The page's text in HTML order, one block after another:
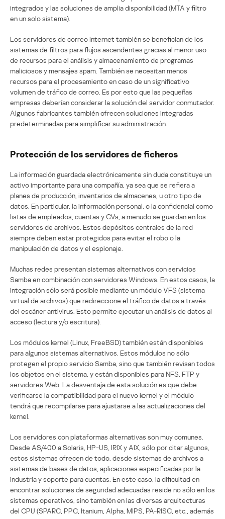
integrados y las soluciones de amplia disponibilidad (MTA y filtro
en un solo sistema).
Los servidores de correo Internet también se benefician de los
sistemas de filtros para flujos ascendentes gracias al menor uso
de recursos para el análisis y almacenamiento de programas
maliciosos y mensajes spam. También se necesitan menos
recursos para el procesamiento en caso de un significativo
volumen de tráfico de correo. Es por esto que las pequeñas
empresas deberían considerar la solución del servidor conmutador.
Algunos fabricantes también ofrecen soluciones integradas
predeterminadas para simplificar su administración.
Protección de los servidores de ficheros
La información guardada electrónicamente sin duda constituye un
activo importante para una compañía, ya sea que se refiera a
planes de producción, inventarios de almacenes, u otro tipo de
datos. En particular, la información personal, o la confidencial como
listas de empleados, cuentas y CVs, a menudo se guardan en los
servidores de archivos. Estos depósitos centrales de la red
siempre deben estar protegidos para evitar el robo o la
manipulación de datos y el espionaje.
Muchas redes presentan sistemas alternativos con servicios
Samba en combinación con servidores Windows. En estos casos, la
integración sólo será posible mediante un módulo VFS (sistema
virtual de archivos) que redireccione el tráfico de datos a través
del escáner antivirus. Esto permite ejecutar un análisis de datos al
acceso (lectura y/o escritura).
Los módulos kernel (Linux, FreeBSD) también están disponibles
para algunos sistemas alternativos. Estos módulos no sólo
protegen el propio servicio Samba, sino que también revisan todos
los objetos en el sistema, y están disponibles para NFS, FTP y
servidores Web. La desventaja de esta solución es que debe
verificarse la compatibilidad para el nuevo kernel y el módulo
tendrá que recompilarse para ajustarse a las actualizaciones del
kernel.
Los servidores con plataformas alternativas son muy comunes.
Desde AS/400 a Solaris, HP-US, IRIX y AIX, sólo por citar algunos,
estos sistemas ofrecen de todo, desde sistemas de archivos a
sistemas de bases de datos, aplicaciones especificadas por la
industria y soporte para cuentas. En este caso, la dificultad en
encontrar soluciones de seguridad adecuadas reside no sólo en los
sistemas operativos, sino también en las diversas arquitecturas
del CPU (SPARC, PPC, Itanium, Alpha, MIPS, PA-RISC, etc., además